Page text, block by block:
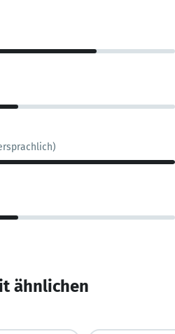
ähnlichen